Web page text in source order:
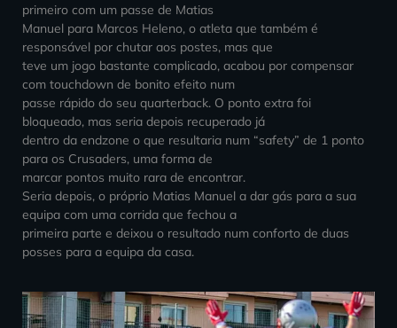
primeiro com um passe de Matias
Manuel para Marcos Heleno, o atleta que também é
responsável por chutar aos postes, mas que
teve um jogo bastante complicado, acabou por compensar
com touchdown de bonito efeito num
passe rápido do seu quarterback. O ponto extra foi
bloqueado, mas seria depois recuperado já
dentro da endzone o que resultaria num “safety” de 1 ponto
para os Crusaders, uma forma de
marcar pontos muito rara de encontrar.
Seria depois, o próprio Matias Manuel a dar gás para a sua
equipa com uma corrida que fechou a
primeira parte e deixou o resultado num conforto de duas
posses para a equipa da casa.